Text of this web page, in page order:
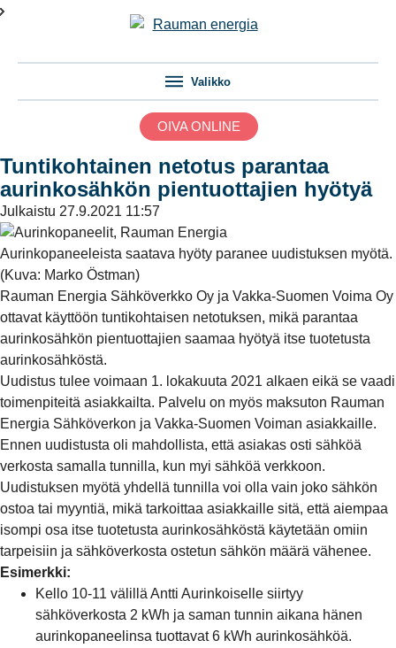
Valikko
OIVA ONLINE
Tuntikohtainen netotus parantaa
aurinkosähkön pientuottajien hyötyä
Julkaistu 27.9.2021 11:57
Aurinkopaneeleista saatava hyöty paranee uudistuksen myötä.
(Kuva: Marko Östman)
Rauman Energia Sähköverkko Oy ja Vakka-Suomen Voima Oy
ottavat käyttöön tuntikohtaisen netotuksen, mikä parantaa
aurinkosähkön pientuottajien saamaa hyötyä itse tuotetusta
aurinkosähköstä.
Uudistus tulee voimaan 1. lokakuuta 2021 alkaen eikä se vaadi
toimenpiteitä asiakkailta. Palvelu on myös maksuton Rauman
Energia Sähköverkon ja Vakka-Suomen Voiman asiakkaille.
Ennen uudistusta oli mahdollista, että asiakas osti sähköä
verkosta samalla tunnilla, kun myi sähköä verkkoon.
Uudistuksen myötä yhdellä tunnilla voi olla vain joko sähkön
ostoa tai myyntiä, mikä tarkoittaa asiakkaille sitä, että aiempaa
isompi osa itse tuotetusta aurinkosähköstä käytetään omiin
tarpeisiin ja sähköverkosta ostetun sähkön määrä vähenee.
Esimerkki:
Kello 10-11 välillä Antti Aurinkoiselle siirtyy
sähköverkosta 2 kWh ja saman tunnin aikana hänen
aurinkopaneelinsa tuottavat 6 kWh aurinkosähköä.